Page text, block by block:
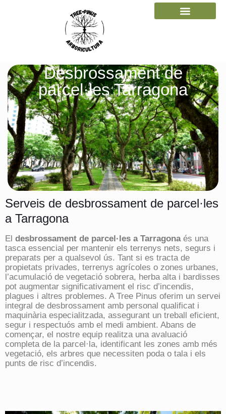
Desbrossament de
parcel·les Tarragona
Serveis de desbrossament de parcel·les
a Tarragona
El desbrossament de parcel·les a Tarragonaés una
tasca essencial per mantenir els terrenys nets, segurs i
preparats per a qualsevol ús. Tant si es tracta de
propietats privades, terrenys agrícoles o zones urbanes,
l’acumulació de vegetació sobrera, herba alta i bardisses
pot augmentar significativament el risc d’incendis,
plagues i altres problemes. A Tree Pinus oferim un servei
integral de desbrossament amb personal qualificat i
maquinària especialitzada, assegurant un treball eficient,
segur i respectuós amb el medi ambient. Abans de
començar, el nostre equip realitza una avaluació
completa de la parcel·la, identificant les zones amb més
vegetació, els arbres que necessiten poda o tala i els
punts de risc d’incendis.